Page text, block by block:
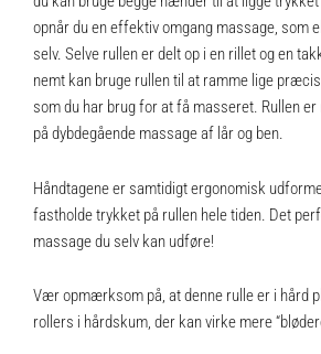
opnår du en effektiv omgang massage, som
selv. Selve rullen er delt op i en rillet og en
nemt kan bruge rullen til at ramme lige
som du har brug for at få masseret. Rullen
på dybdegående massage af lår og ben.
Håndtagene er samtidigt ergonomisk
fastholde trykket på rullen hele tiden. Det
massage du selv kan udføre!
Vær opmærksom på, at denne rulle er i hård
rollers i hårdskum, der kan virke mere